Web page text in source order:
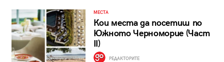
МЕСТА
Кои места да посетиш по
Южното Черноморие (Част
II)
РЕДАКТОРИТЕ